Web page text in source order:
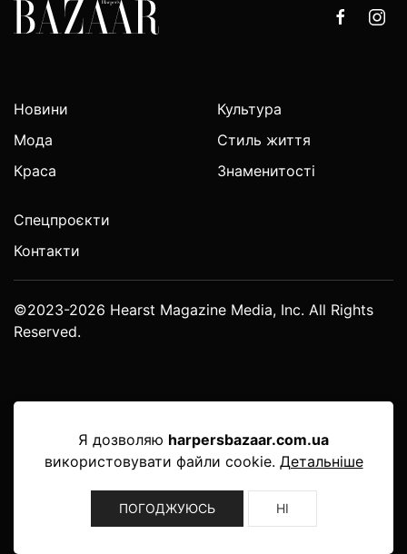
Я дозволяю harpersbazaar.com.ua
використовувати файли cookie. Детальніше
ПОГОДЖУЮСЬ НІ
Новини
Мода
Краса
Культура
Стиль життя
Знаменитості
Спецпроєкти
Контакти
©2023-2026 Hearst Magazine Media, Inc. All Rights
Reserved.